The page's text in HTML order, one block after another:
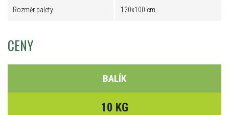
Rozměr palety 120x100 cm
CENY
BALÍK
10 KG